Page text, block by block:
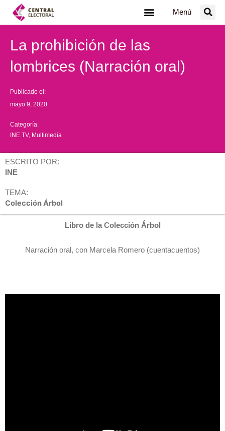
Menú
La prohibición de las
lombrices (Narración oral)
Publicado el:
mayo 9, 2020
Categoría:
INE TV, Multimedia
ESCRITO POR:
INE
TEMA:
Colección Árbol
Libro de la Colección Árbol
Narración oral, con Marcela Romero (cuentacuentos)